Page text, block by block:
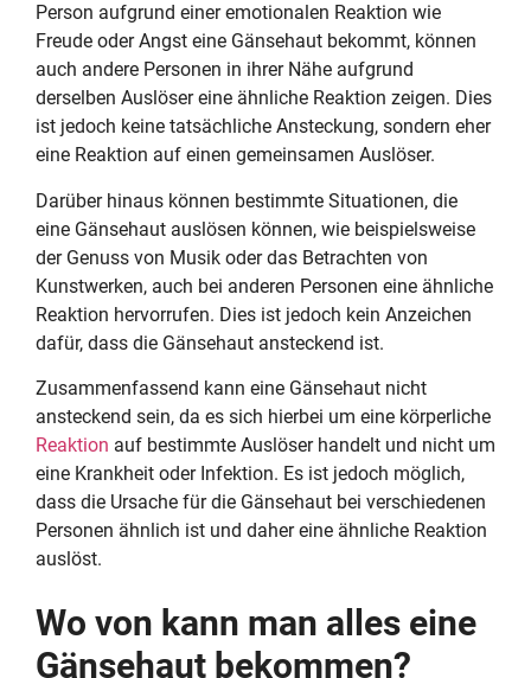
Person aufgrund einer emotionalen Reaktion wie
Freude oder Angst eine Gänsehaut bekommt, können
auch andere Personen in ihrer Nähe aufgrund
derselben Auslöser eine ähnliche Reaktion zeigen. Dies
ist jedoch keine tatsächliche Ansteckung, sondern eher
eine Reaktion auf einen gemeinsamen Auslöser.
Darüber hinaus können bestimmte Situationen, die
eine Gänsehaut auslösen können, wie beispielsweise
der Genuss von Musik oder das Betrachten von
Kunstwerken, auch bei anderen Personen eine ähnliche
Reaktion hervorrufen. Dies ist jedoch kein Anzeichen
dafür, dass die Gänsehaut ansteckend ist.
Zusammenfassend kann eine Gänsehaut nicht
ansteckend sein, da es sich hierbei um eine körperliche
Reaktion auf bestimmte Auslöser handelt und nicht um
eine Krankheit oder Infektion. Es ist jedoch möglich,
dass die Ursache für die Gänsehaut bei verschiedenen
Personen ähnlich ist und daher eine ähnliche Reaktion
auslöst.
Wo von kann man alles eine
Gänsehaut bekommen?